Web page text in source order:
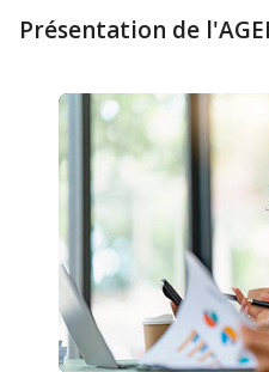
Présentation de